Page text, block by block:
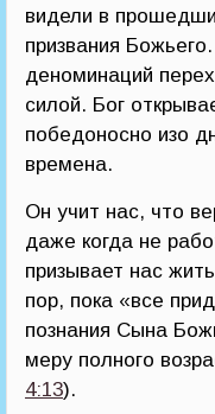
видели в
призвания
деноминаций
силой. Бог
победоносно изо
времена.
Он учит нас, что
даже когда не
призывает нас
пор, пока «все
познания Сына
меру полного
4:13).